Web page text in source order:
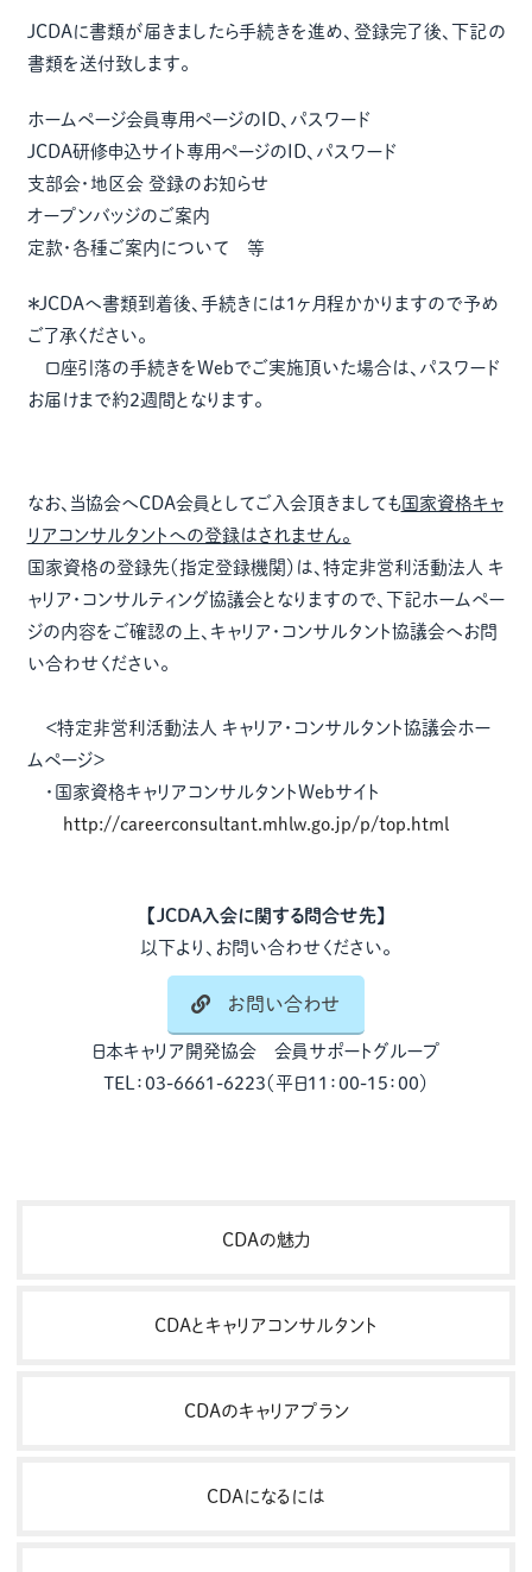
JCDAに書類が届きましたら手続きを進め、登録完了後、下記の
書類を送付致します。
ホームページ会員専用ページのID、パスワード
JCDA研修申込サイト専用ページのID、パスワード
支部会・地区会 登録のお知らせ
オープンバッジのご案内
定款・各種ご案内について 等
＊JCDAへ書類到着後、手続きには1ヶ月程かかりますので予め
ご了承ください。
口座引落の手続きをWebでご実施頂いた場合は、パスワード
お届けまで約2週間となります。
なお、当協会へCDA会員としてご入会頂きましても 国家資格キャ
リアコンサルタントへの登録はされません。
国家資格の登録先（指定登録機関）は、特定非営利活動法人 キ
ャリア・コンサルティング協議会となりますので、下記ホームペー
ジの内容をご確認の上、キャリア・コンサルタント協議会へお問
い合わせください。
＜特定非営利活動法人 キャリア・コンサルタント協議会ホー
ムページ＞
・国家資格キャリアコンサルタントWebサイト
http://careerconsultant.mhlw.go.jp/p/top.html
【JCDA入会に関する問合せ先】
以下より、お問い合わせください。
お問い合わせ
日本キャリア開発協会 会員サポートグループ
TEL：03-6661-6223（平日11：00-15：00）
CDAの魅力
CDAとキャリアコンサルタント
CDAのキャリアプラン
CDAになるには